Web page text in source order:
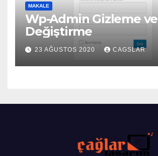
MAKALE
Wp-Admin Gizleme ve
Değiştirme
23 AĞUSTOS 2020 CAGSLAR